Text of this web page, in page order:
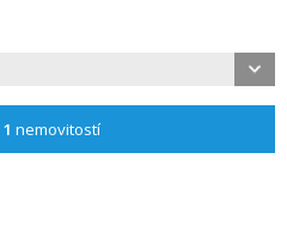
1 nemovitostí